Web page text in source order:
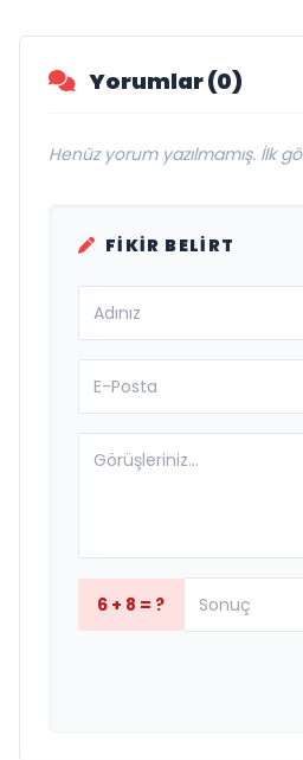
Yorumlar (0)
Henüz yorum yazılmamış. İlk
FIKIR BELIRT
6 + 8 = ?